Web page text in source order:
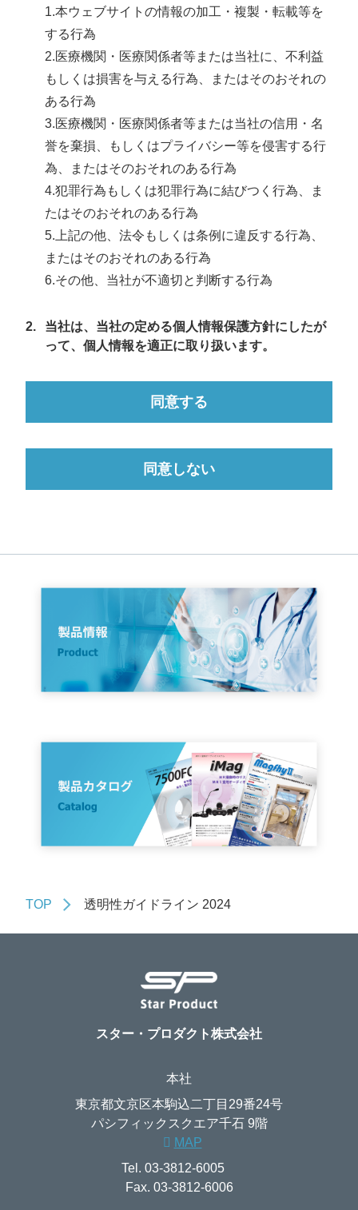
1.本ウェブサイトの情報の加工・複製・転載等を
する行為
2.医療機関・医療関係者等または当社に、不利益
もしくは損害を与える行為、またはそのおそれの
ある行為
3.医療機関・医療関係者等または当社の信用・名
誉を棄損、もしくはプライバシー等を侵害する行
為、またはそのおそれのある行為
4.犯罪行為もしくは犯罪行為に結びつく行為、ま
たはそのおそれのある行為
5.上記の他、法令もしくは条例に違反する行為、
またはそのおそれのある行為
6.その他、当社が不適切と判断する行為
2.
当社は、当社の定める個人情報保護方針にしたが
って、個人情報を適正に取り扱います。
同意する
同意しない
TOP 透明性ガイドライン 2024
スター・プロダクト株式会社
本社
東京都文京区本駒込二丁目29番24号
パシフィックスクエア千石 9階
MAP
Tel. 03-3812-6005
Fax. 03-3812-6006